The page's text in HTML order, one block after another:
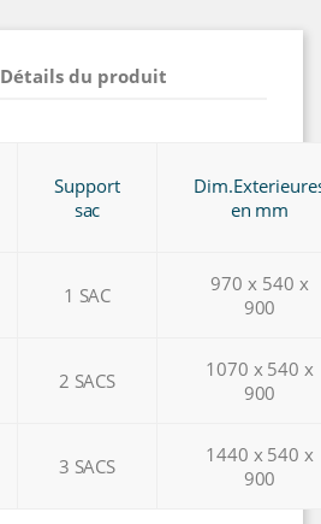
Détails du produit
Support
sac
en mm
1 SAC
970 x 540 x
900
2 SACS
1070 x 540 x
900
3 SACS
1440 x 540 x
900